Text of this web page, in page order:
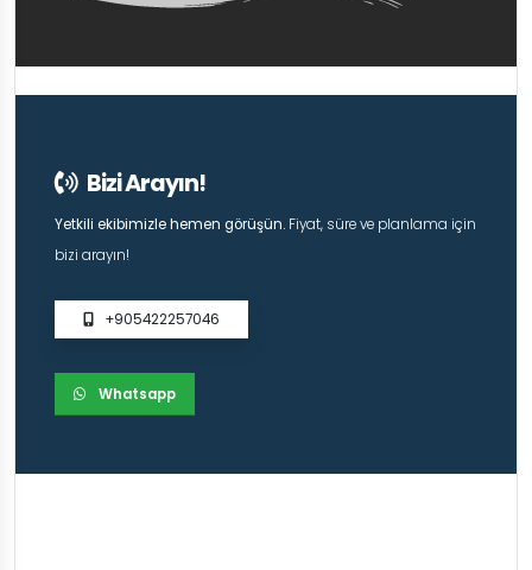
Bizi Arayın!
Yetkili ekibimizle hemen görüşün. Fiyat, süre ve planlama için
bizi arayın!
+905422257046
Whatsapp